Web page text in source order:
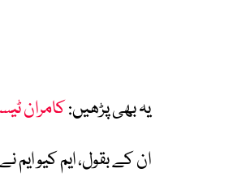
یہ بھی پڑھیں:کامران
ان کے بقول، ایم کیو